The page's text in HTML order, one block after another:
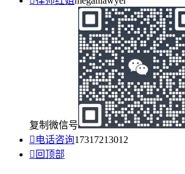
复制微信号
 电话咨询17317213012
 回顶部